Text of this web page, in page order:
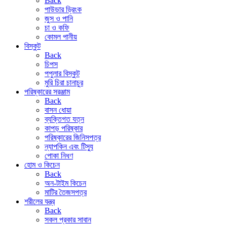
পাউডার ড্রিংক
জুস ও পানি
চা ও কফি
কোমল পানীয়
বিস্কুট
Back
চিপস
পপুলার বিস্কুট
মুরি চিরা চানাচুর
পরিষ্কারের সরঞ্জাম
Back
বাসন ধোয়া
ব্যক্তিগত যত্ন
কাপড় পরিষ্কার
পরিষ্কারের জিনিসপত্র
ন্যাপকিন এবং টিস্যু
পোকা নিধণ
হোম ও কিচেন
Back
অন-টাইম কিচেন
মাটির তৈজসপত্র
শরীলের যন্ত্র
Back
সকল প্রকার সাবান